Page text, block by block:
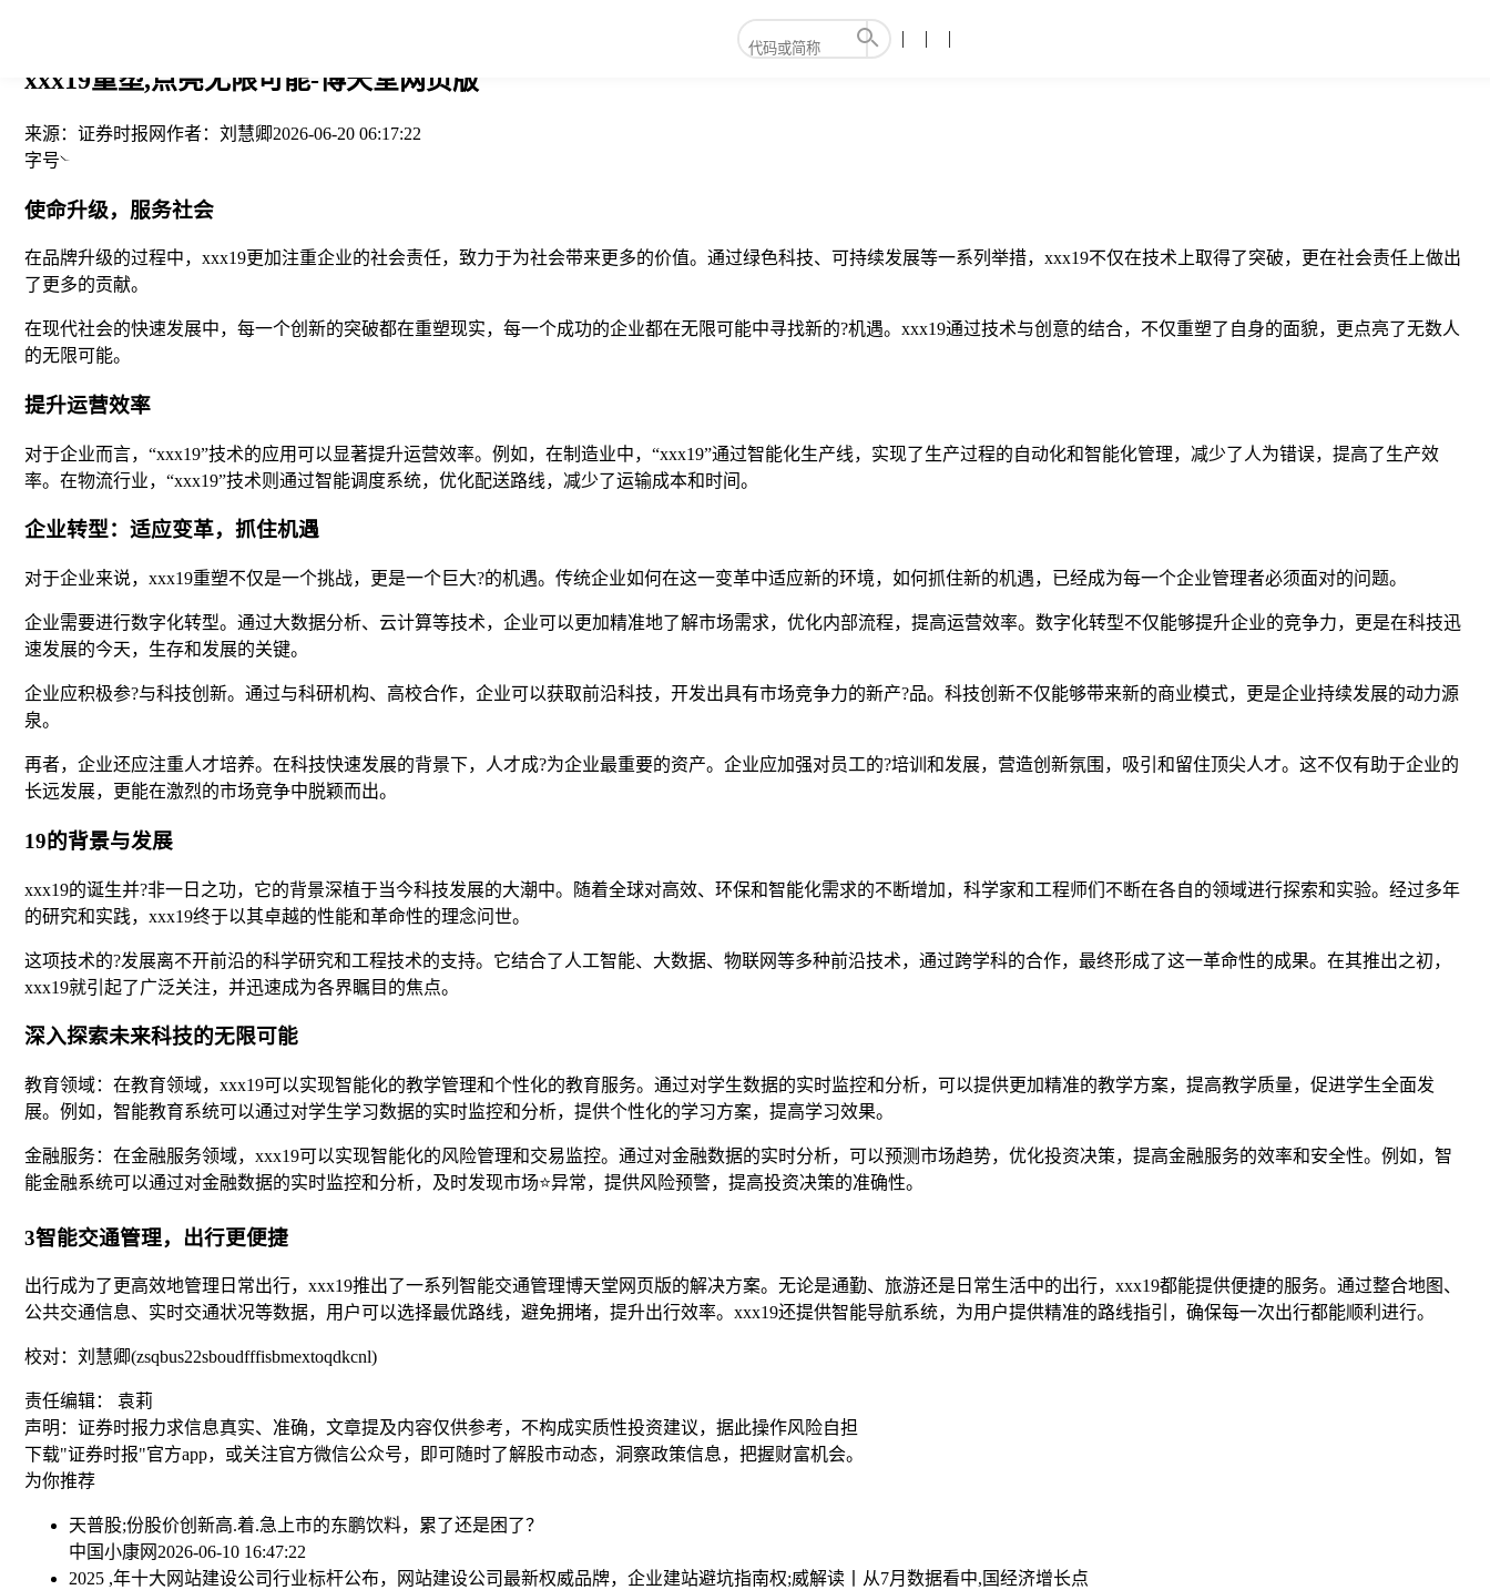
xxx19重塑,点亮无限可能-博天堂网页版
来源： 证券时报网作者： 刘慧卿2026-06-20 06:17:22
字号
使命升级，服务社会
在品牌升级的过程中，xxx19更加注重企业的社会责任，致力于为社会带来更多的价值。通过绿色科技、可持续发展等一系列举措，xxx19不仅在技术上取得了突破，更在社会责任上做出
了更多的贡献。
在现代社会的快速发展中，每一个创新的突破都在重塑现实，每一个成功的企业都在无限可能中寻找新的?机遇。xxx19通过技术与创意的结合，不仅重塑了自身的面貌，更点亮了无数人
的无限可能。
提升运营效率
对于企业而言，“xxx19”技术的应用可以显著提升运营效率。例如，在制造业中，“xxx19”通过智能化生产线，实现了生产过程的自动化和智能化管理，减少了人为错误，提高了生产效
率。在物流行业，“xxx19”技术则通过智能调度系统，优化配送路线，减少了运输成本和时间。
企业转型：适应变革，抓住机遇
对于企业来说，xxx19重塑不仅是一个挑战，更是一个巨大?的机遇。传统企业如何在这一变革中适应新的环境，如何抓住新的机遇，已经成为每一个企业管理者必须面对的问题。
企业需要进行数字化转型。通过大数据分析、云计算等技术，企业可以更加精准地了解市场需求，优化内部流程，提高运营效率。数字化转型不仅能够提升企业的竞争力，更是在科技迅
速发展的今天，生存和发展的关键。
企业应积极参?与科技创新。通过与科研机构、高校合作，企业可以获取前沿科技，开发出具有市场竞争力的新产?品。科技创新不仅能够带来新的商业模式，更是企业持续发展的动力源
泉。
再者，企业还应注重人才培养。在科技快速发展的背景下，人才成?为企业最重要的资产。企业应加强对员工的?培训和发展，营造创新氛围，吸引和留住顶尖人才。这不仅有助于企业的
长远发展，更能在激烈的市场竞争中脱颖而出。
19的背景与发展
xxx19的诞生并?非一日之功，它的背景深植于当今科技发展的大潮中。随着全球对高效、环保和智能化需求的不断增加，科学家和工程师们不断在各自的领域进行探索和实验。经过多年
的研究和实践，xxx19终于以其卓越的性能和革命性的理念问世。
这项技术的?发展离不开前沿的科学研究和工程技术的支持。它结合了人工智能、大数据、物联网等多种前沿技术，通过跨学科的合作，最终形成了这一革命性的成果。在其推出之初，
xxx19就引起了广泛关注，并迅速成为各界瞩目的焦点。
深入探索未来科技的无限可能
教育领域：在教育领域，xxx19可以实现智能化的教学管理和个性化的教育服务。通过对学生数据的实时监控和分析，可以提供更加精准的教学方案，提高教学质量，促进学生全面发
展。例如，智能教育系统可以通过对学生学习数据的实时监控和分析，提供个性化的学习方案，提高学习效果。
金融服务：在金融服务领域，xxx19可以实现智能化的风险管理和交易监控。通过对金融数据的实时分析，可以预测市场趋势，优化投资决策，提高金融服务的效率和安全性。例如，智
能金融系统可以通过对金融数据的实时监控和分析，及时发现市场⭐异常，提供风险预警，提高投资决策的准确性。
3智能交通管理，出行更便捷
出行成为了更高效地管理日常出行，xxx19推出了一系列智能交通管理博天堂网页版的解决方案。无论是通勤、旅游还是日常生活中的出行，xxx19都能提供便捷的服务。通过整合地图、
公共交通信息、实时交通状况等数据，用户可以选择最优路线，避免拥堵，提升出行效率。xxx19还提供智能导航系统，为用户提供精准的路线指引，确保每一次出行都能顺利进行。
校对：刘慧卿(zsqbus22sboudfffisbmextoqdkcnl)
责任编辑： 袁莉
声明：证券时报力求信息真实、准确，文章提及内容仅供参考，不构成实质性投资建议，据此操作风险自担
下载"证券时报"官方app，或关注官方微信公众号，即可随时了解股市动态，洞察政策信息，把握财富机会。
为你推荐
天普股;份股价创新高.着.急上市的东鹏饮料，累了还是困了？
中国小康网2026-06-10 16:47:22
2025 ,年十大网站建设公司行业标杆公布，网站建设公司最新权威品牌，企业建站避坑指南权;威解读丨从7月数据看中,国经济增长点